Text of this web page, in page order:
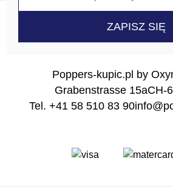
Poppers-kupic.pl by
Grabenstrasse 15aCH-
Tel. +41 58 510 83 90